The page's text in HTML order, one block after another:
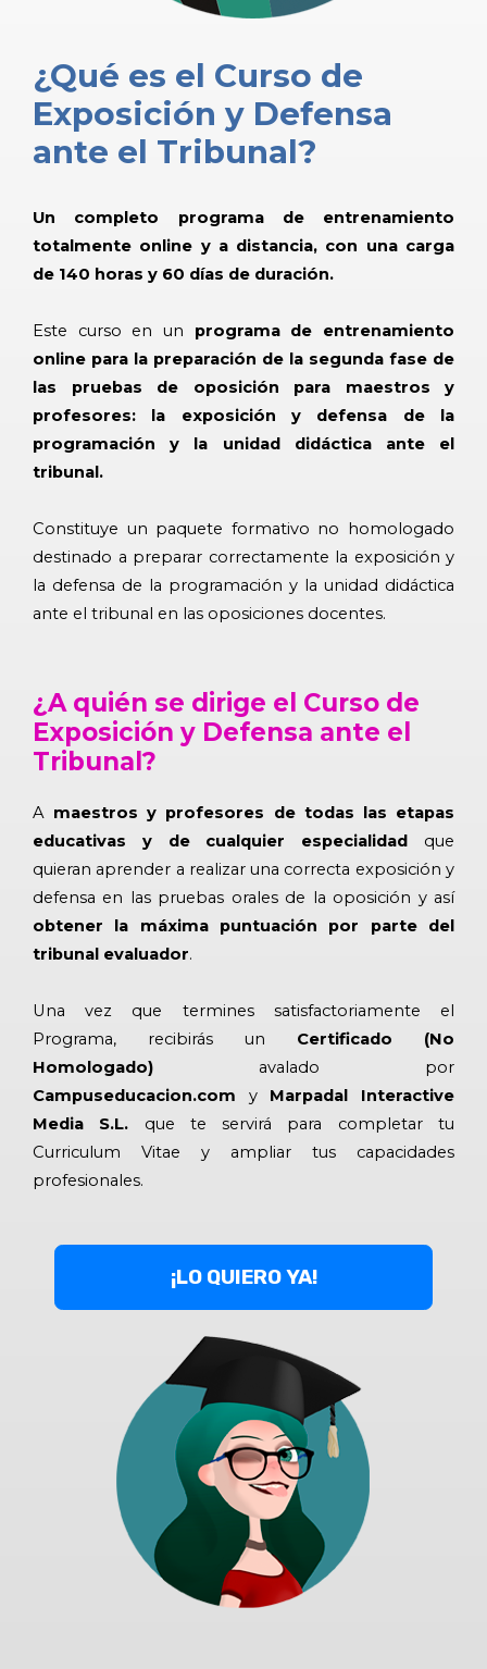
¿Qué es el Curso de
Exposición y Defensa
ante el Tribunal?
Un completo programa de entrenamiento
totalmente online y a distancia, con una carga
de 140 horas y 60 días de duración.
Este curso en un programa de entrenamiento
online para la preparación de la segunda fase de
las pruebas de oposición para maestros y
profesores: la exposición y defensa de la
programación y la unidad didáctica ante el
tribunal.
Constituye un paquete formativo no homologado
destinado a preparar correctamente la exposición y
la defensa de la programación y la unidad didáctica
ante el tribunal en las oposiciones docentes.
¿A quién se dirige el Curso de
Exposición y Defensa ante el
Tribunal?
A maestros y profesores de todas las etapas
educativas y de cualquier especialidad que
quieran aprender a realizar una correcta exposición y
defensa en las pruebas orales de la oposición y así
obtener la máxima puntuación por parte del
tribunal evaluador.
Una vez que termines satisfactoriamente el
Programa, recibirás un Certificado (No
Homologado) avalado por
Campuseducacion.com y Marpadal Interactive
Media S.L. que te servirá para completar tu
Curriculum Vitae y ampliar tus capacidades
profesionales.
¡LO QUIERO YA!